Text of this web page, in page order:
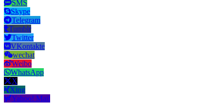
SMS
Skype
Telegram
Tumblr
Twitter
VKontakte
wechat
Weibo
WhatsApp
X
Xing
Yahoo! Mail